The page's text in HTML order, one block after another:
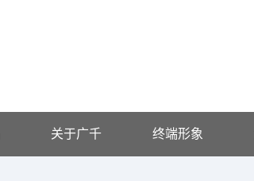
关于广千 终端形象